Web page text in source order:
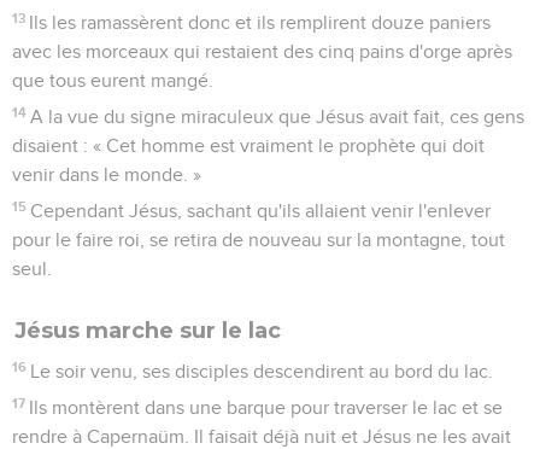
13 Ils les ramassèrent donc et ils remplirent douze paniers
avec les morceaux qui restaient des cinq pains d'orge après
que tous eurent mangé.
14 A la vue du signe miraculeux que Jésus avait fait, ces gens
disaient : « Cet homme est vraiment le prophète qui doit
venir dans le monde. »
15 Cependant Jésus, sachant qu'ils allaient venir l'enlever
pour le faire roi, se retira de nouveau sur la montagne, tout
seul.
Jésus marche sur le lac
16 Le soir venu, ses disciples descendirent au bord du lac.
17 Ils montèrent dans une barque pour traverser le lac et se
rendre à Capernaüm. Il faisait déjà nuit et Jésus ne les avait